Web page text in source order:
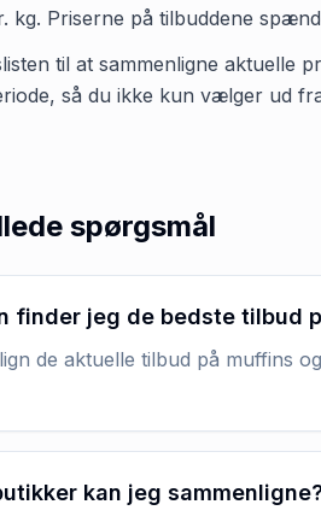
kg. Priserne på tilbuddene
til at sammenligne aktuelle
så du ikke kun vælger ud
spørgsmål
finder jeg de bedste tilbud
de aktuelle tilbud på muffins
kan jeg